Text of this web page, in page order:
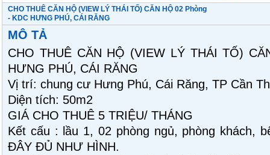
CHO THUÊ CĂN HỘ (VIEW LÝ THÁI TỐ) CĂN HỘ 02 Phòng
- KDC HƯNG PHÚ, CÁI RĂNG
MÔ TẢ
CHO THUÊ CĂN HỘ (VIEW LÝ THÁI TỐ)
HƯNG PHÚ, CÁI RĂNG
Vị trí: chung cư Hưng Phú, Cái Răng, TP Cần
Diện tích: 50m2
GIÁ CHO THUÊ 5 TRIỆU/ THÁNG
Kết cấu : lầu 1, 02 phòng ngủ, phòng khách,
ĐÂY ĐỦ NHƯ HÌNH.